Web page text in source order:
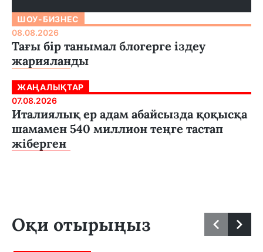
ШОУ-БИЗНЕС
08.08.2026
Тағы бір танымал блогерге іздеу
жарияланды
ЖАҢАЛЫҚТАР
07.08.2026
Италиялық ер адам абайсызда қоқысқа
шамамен 540 миллион теңге тастап
жіберген
Оқи отырыңыз